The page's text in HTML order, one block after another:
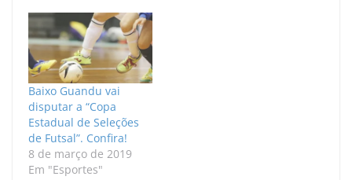
Baixo Guandu vai
disputar a “Copa
Estadual de Seleções
de Futsal”. Confira!
8 de março de 2019
Em "Esportes"